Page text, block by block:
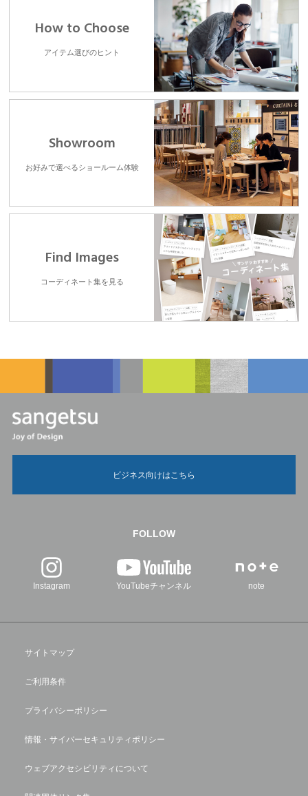
How to Choose
アイテム選びのヒント
Showroom
お好みで選べるショールーム体験
Find Images
コーディネート集を見る
ビジネス向けはこちら
FOLLOW
Instagram YouTubeチャンネル note
サイトマップ
ご利用条件
プライバシーポリシー
情報・サイバーセキュリティポリシー
ウェブアクセシビリティについて